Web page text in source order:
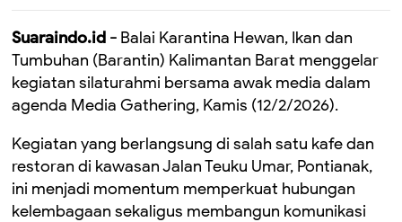
Suaraindo.id - Balai Karantina Hewan, Ikan dan
Tumbuhan (Barantin) Kalimantan Barat menggelar
kegiatan silaturahmi bersama awak media dalam
agenda Media Gathering, Kamis (12/2/2026).
Kegiatan yang berlangsung di salah satu kafe dan
restoran di kawasan Jalan Teuku Umar, Pontianak,
ini menjadi momentum memperkuat hubungan
kelembagaan sekaligus membangun komunikasi